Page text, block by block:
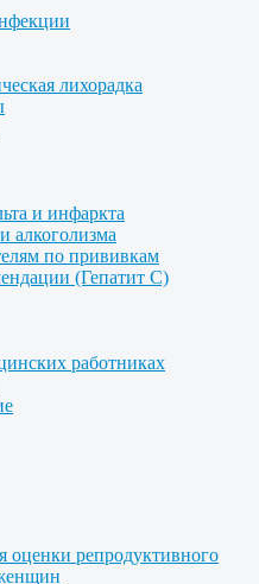
лихорадка
и инфаркта
алкоголизма
по прививкам
(Гепатит С)
работниках
оценки репродуктивного